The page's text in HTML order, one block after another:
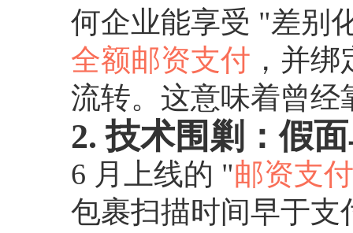
何企业能享受 "差别
全额邮资支付 ，并
流转。这意味着曾
2. 技术围剿：假
6 月上线的 "邮资支
包裹扫描时间早于支